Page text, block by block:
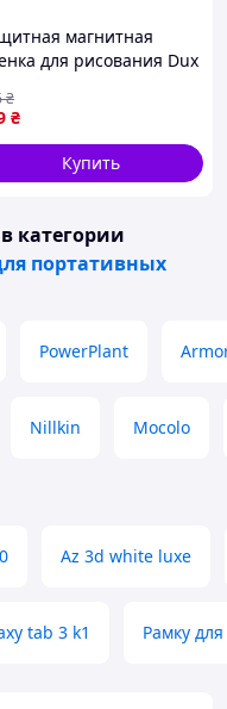
магнитная
для рисования Dux
Pro 10.2''/10.5''
₴
₴
Купить
в категории
портативных
PowerPlant
Nillkin Mocolo
Az 3d white luxe
tab 3 k1 Рамку